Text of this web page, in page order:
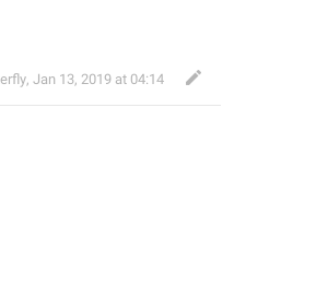
, Jan 13, 2019 at 04:14